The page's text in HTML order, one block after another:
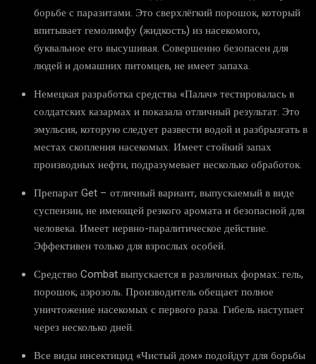
борьбе с паразитами. Это сверхлёгкий порошок, который
впитывает гемолимфу (жидкость) из насекомого,
буквальное его высушивая. Совершенно безопасен для
людей и домашних питомцев, не имеет запаха.
Немецкая разработка средства «Палач» тестировалась в
солдатских казармах и показала отличный результат. Это
эмульсия, которую следует развести водой и разбрызгать в
местах скопления насекомых. Имеет стойкий запах
производных нефти, подразумевает несколько обработок.
Препарат Get – отличный вариант, выпускаемый в виде
суспензии, не имеющей резкого аромата и безопасной для
человека. Имеет нервно-паралитическое действие.
Эффективен только для взрослых особей.
Средство Combat выпускается в различных формах: гель,
порошок, аэрозоль. Производитель обещает полное
уничтожение насекомых с первого раза. Гибель наступает
через несколько дней.
Все виды инсектицид «Чистый дом» подойдут для борьбы